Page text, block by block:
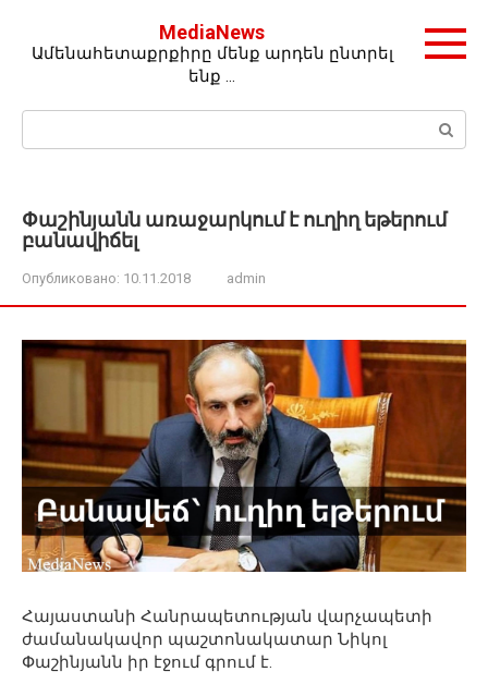
контенту
MediaNews
Ամենահետաքրքիրը մենք արդեն ընտրել
ենք …
Поиск:
Փաշինյանն առաջարկում է ուղիղ եթերում
բանավիճել
Опубликовано: 10.11.2018 admin
Հայաստանի Հանրապետության վարչապետի
ժամանակավոր պաշտոնակատար Նիկոլ
Փաշինյանն իր էջում գրում է.